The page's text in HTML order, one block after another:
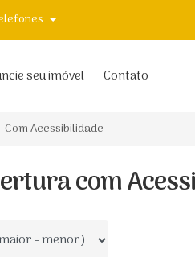
seu imóvel Contato
Com Acessibilidade
com